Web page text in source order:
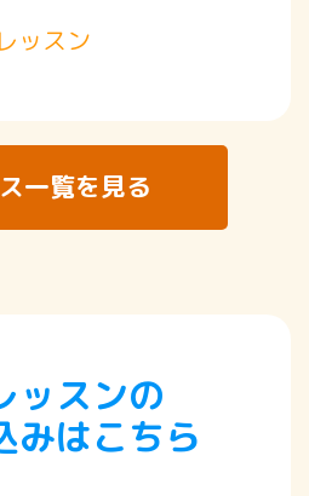
ッスン
一覧を見る
ッスンの
みはこちら